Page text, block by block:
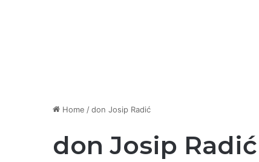
Home /don Josip Radić
don Josip Radić